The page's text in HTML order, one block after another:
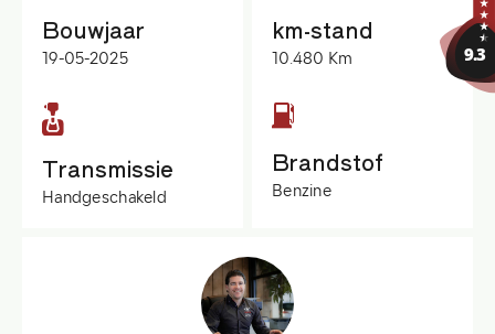
Bouwjaar
19-05-2025
km-stand
10.480 Km
Transmissie
Handgeschakeld
Brandstof
Benzine